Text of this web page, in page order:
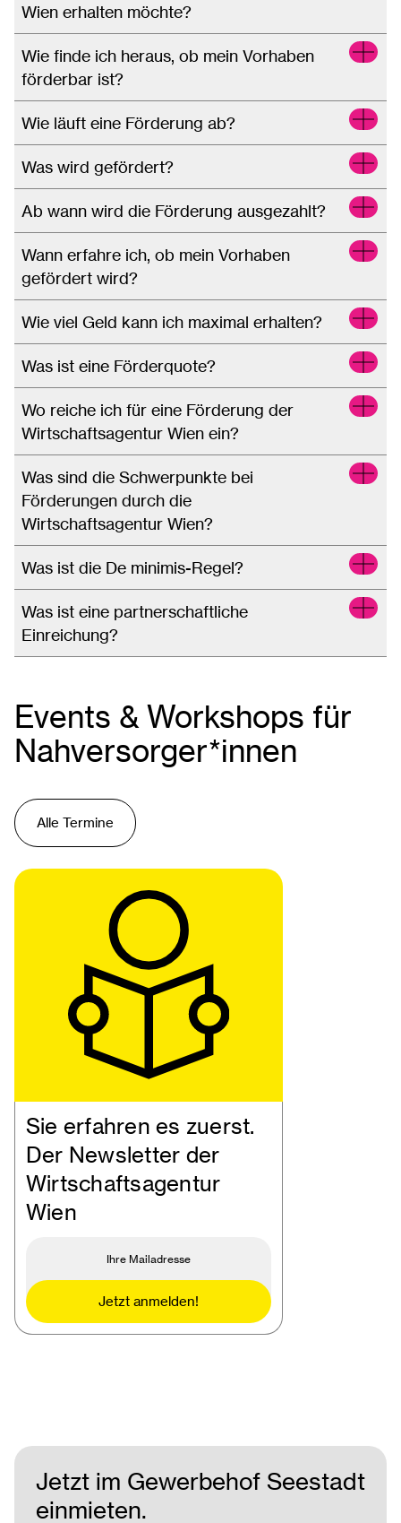
Wien erhalten möchte?
Wie finde ich heraus, ob mein Vorhaben
förderbar ist?
Wie läuft eine Förderung ab?
Was wird gefördert?
Ab wann wird die Förderung ausgezahlt?
Wann erfahre ich, ob mein Vorhaben
gefördert wird?
Wie viel Geld kann ich maximal erhalten?
Was ist eine Förderquote?
Wo reiche ich für eine Förderung der
Wirtschaftsagentur Wien ein?
Was sind die Schwerpunkte bei
Förderungen durch die
Wirtschaftsagentur Wien?
Was ist die De minimis-Regel?
Was ist eine partnerschaftliche
Einreichung?
Events & Workshops für
Nahversorger*innen
Alle Termine
Sie erfahren es zuerst.
Der Newsletter der
Wirtschaftsagentur
Wien
Jetzt anmelden!
Jetzt im Gewerbehof Seestadt
einmieten.